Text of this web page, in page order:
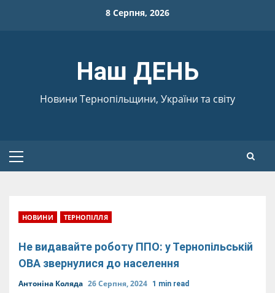
8 Серпня, 2026
Наш ДЕНЬ
Новини Тернопільщини, України та світу
Primary
НОВИНИ ТЕРНОПІЛЛЯ
Не видавайте роботу ППО: у Тернопільській
ОВА звернулися до населення
Антоніна Коляда 26 Серпня, 2024 1 min read